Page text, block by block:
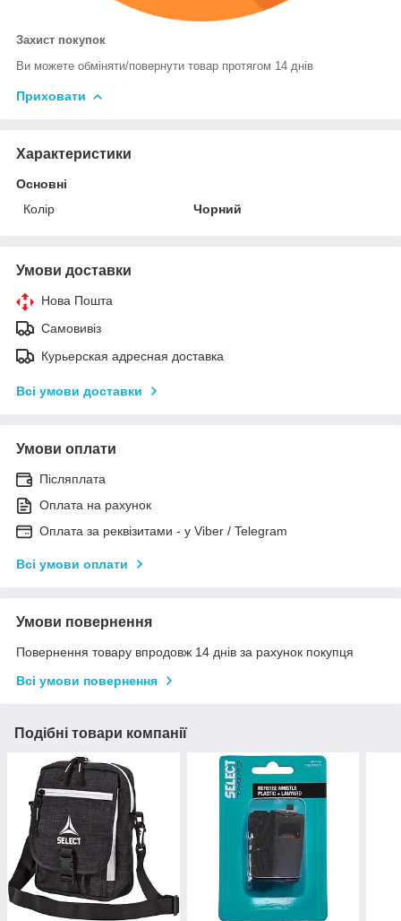
Захист покупок
Ви можете обміняти/повернути товар протягом 14 днів
Приховати
Характеристики
Основні
Колір
Чорний
Умови доставки
Нова Пошта
Самовивіз
Курьерская адресная доставка
Всі умови доставки
Умови оплати
Післяплата
Оплата на рахунок
Оплата за реквізитами - у Viber / Telegram
Всі умови оплати
Умови повернення
Повернення товару впродовж 14 днів за рахунок покупця
Всі умови повернення
Подібні товари компанії